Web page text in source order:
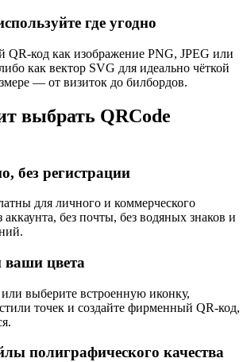
где угодно
QR-код как изображение PNG, JPEG или
как вектор SVG для идеально чёткой
— от визиток до билбордов.
выбрать QRCode
без регистрации
для личного и коммерческого
аккаунта, без почты, без водяных знаков и
цвета
или выберите встроенную иконку,
точек и создайте фирменный QR-код,
полиграфического качества